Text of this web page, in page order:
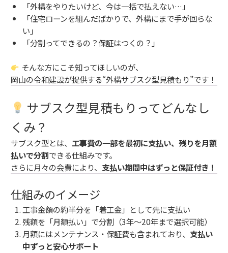
「外構をやりたいけど、今は一括で払えない…」
「住宅ローンを組んだばかりで、外構にまで手が回らな
い」
「分割ってできるの？保証はつくの？」
そんな方にこそ知ってほしいのが、
岡山の令和建設が提供する“外構サブスク型見積もり”です！
サブスク型見積もりってどんなし
くみ？
サブスク型とは、 工事費の一部を最初に支払い、残りを月額
払いで分割できる仕組みです。
さらに月々の会費により、 支払い期間中はずっと保証付き！
仕組みのイメージ
工事金額の約半分を「着工金」として先に支払い
残額を「月額払い」で分割（3年〜20年まで選択可能）
月額にはメンテナンス・保証費も含まれており、 支払い
中ずっと安心サポート